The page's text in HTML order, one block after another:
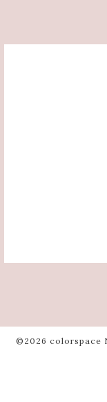
©2026 colorspace